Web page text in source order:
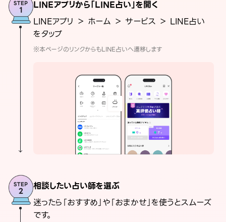
LINEアプリから「LINE占い」を開く
LINEアプリ ＞ ホーム ＞ サービス ＞ LINE占い
をタップ
※本ページのリンクからもLINE占いへ遷移します
相談したい占い師を選ぶ
迷ったら「おすすめ」や「おまかせ」を使うとスムーズ
です。